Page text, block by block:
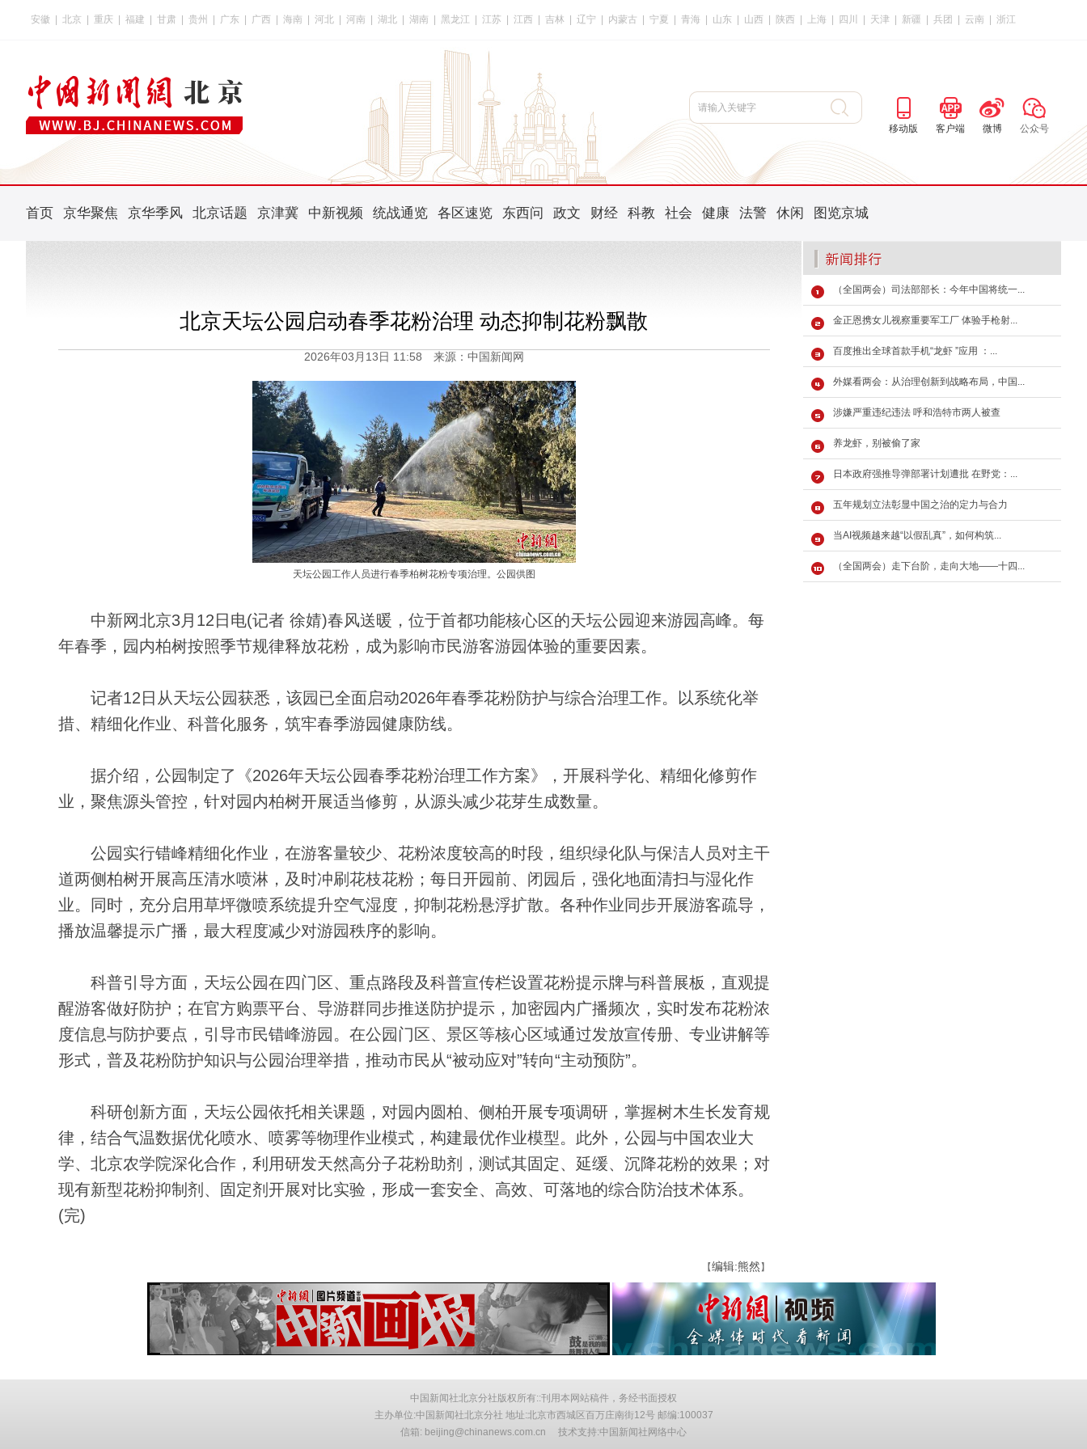
安徽 北京 重庆 福建 甘肃 贵州 广东 广西 海南 河北 河南 湖北 湖南 黑龙江 江苏 江西 吉林 辽宁 内蒙古 宁夏 青海 山东 山西 陕西 上海 四川 天津 新疆 兵团 云南 浙江
移动版 客户端 微博 公众号
首页 京华聚焦 京华季风 北京话题 京津冀 中新视频 统战通览 各区速览 东西问 政文 财经 科教 社会 健康 法警 休闲 图览京城
北京天坛公园启动春季花粉治理 动态抑制花粉飘散
2026年03月13日 11:58 来源：中国新闻网
天坛公园工作人员进行春季柏树花粉专项治理。公园供图
中新网北京3月12日电(记者 徐婧)春风送暖，位于首都功能核心区的天坛公园迎来游园高峰。每
年春季，园内柏树按照季节规律释放花粉，成为影响市民游客游园体验的重要因素。
记者12日从天坛公园获悉，该园已全面启动2026年春季花粉防护与综合治理工作。以系统化举
措、精细化作业、科普化服务，筑牢春季游园健康防线。
据介绍，公园制定了《2026年天坛公园春季花粉治理工作方案》，开展科学化、精细化修剪作
业，聚焦源头管控，针对园内柏树开展适当修剪，从源头减少花芽生成数量。
公园实行错峰精细化作业，在游客量较少、花粉浓度较高的时段，组织绿化队与保洁人员对主干
道两侧柏树开展高压清水喷淋，及时冲刷花枝花粉；每日开园前、闭园后，强化地面清扫与湿化作
业。同时，充分启用草坪微喷系统提升空气湿度，抑制花粉悬浮扩散。各种作业同步开展游客疏导，
播放温馨提示广播，最大程度减少对游园秩序的影响。
科普引导方面，天坛公园在四门区、重点路段及科普宣传栏设置花粉提示牌与科普展板，直观提
醒游客做好防护；在官方购票平台、导游群同步推送防护提示，加密园内广播频次，实时发布花粉浓
度信息与防护要点，引导市民错峰游园。在公园门区、景区等核心区域通过发放宣传册、专业讲解等
形式，普及花粉防护知识与公园治理举措，推动市民从“被动应对”转向“主动预防”。
科研创新方面，天坛公园依托相关课题，对园内圆柏、侧柏开展专项调研，掌握树木生长发育规
律，结合气温数据优化喷水、喷雾等物理作业模式，构建最优作业模型。此外，公园与中国农业大
学、北京农学院深化合作，利用研发天然高分子花粉助剂，测试其固定、延缓、沉降花粉的效果；对
现有新型花粉抑制剂、固定剂开展对比实验，形成一套安全、高效、可落地的综合防治技术体系。
(完)
【编辑:熊然】
（全国两会）司法部部长：今年中国将统一...
金正恩携女儿视察重要军工厂 体验手枪射...
百度推出全球首款手机“龙虾 ”应用 ：...
外媒看两会：从治理创新到战略布局，中国...
涉嫌严重违纪违法 呼和浩特市两人被查
养龙虾，别被偷了家
日本政府强推导弹部署计划遭批 在野党：...
五年规划立法彰显中国之治的定力与合力
当AI视频越来越“以假乱真”，如何构筑...
（全国两会）走下台阶，走向大地——十四...
中国新闻社北京分社版权所有::刊用本网站稿件，务经书面授权
主办单位:中国新闻社北京分社 地址:北京市西城区百万庄南街12号 邮编:100037
信箱: beijing@chinanews.com.cn 技术支持:中国新闻社网络中心